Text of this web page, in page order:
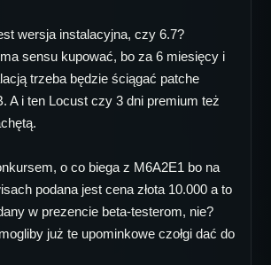
wersja instalacyjna, czy 6.7?
sensu kupować, bo za 6 miesięcy i
trzeba będzie ściągać patche
A i ten Locust czy 3 dni premium też
o co biega z M6A2E1 bo na
podana jest cena złota 10.000 a to
w prezencie beta-testerom, nie?
już te upominkowe czołgi dać do